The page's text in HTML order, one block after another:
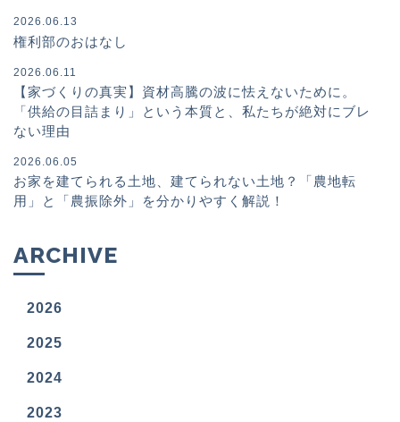
2026.06.13
権利部のおはなし
2026.06.11
【家づくりの真実】資材高騰の波に怯えないために。
「供給の目詰まり」という本質と、私たちが絶対にブレ
ない理由
2026.06.05
お家を建てられる土地、建てられない土地？「農地転
用」と「農振除外」を分かりやすく解説！
ARCHIVE
2026
2025
2024
2023